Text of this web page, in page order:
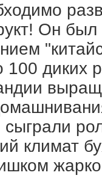
Он был
100 диких
климат